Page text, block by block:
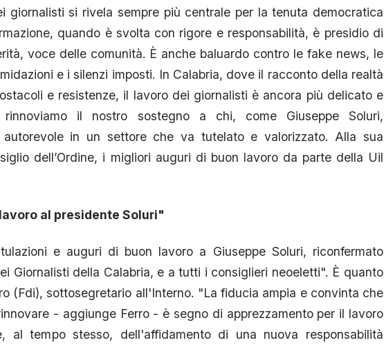
giornalisti si rivela sempre più centrale per la tenuta democratica
quando è svolta con rigore e responsabilità, è presidio di
voce delle comunità. È anche baluardo contro le fake news, le
e i silenzi imposti. In Calabria, dove il racconto della realtà
e resistenze, il lavoro dei giornalisti è ancora più delicato e
il nostro sostegno a chi, come Giuseppe Soluri,
autorevole in un settore che va tutelato e valorizzato. Alla sua
dell’Ordine, i migliori auguri di buon lavoro da parte della Uil
al presidente Soluri"
e auguri di buon lavoro a Giuseppe Soluri, riconfermato
Giornalisti della Calabria, e a tutti i consiglieri neoeletti". È quanto
(Fdi), sottosegretario all'Interno. "La fiducia ampia e convinta che
- aggiunge Ferro - è segno di apprezzamento per il lavoro
al tempo stesso, dell'affidamento di una nuova responsabilità